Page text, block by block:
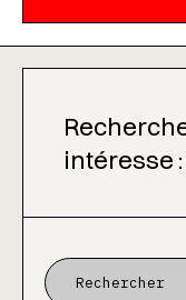
intéresse :